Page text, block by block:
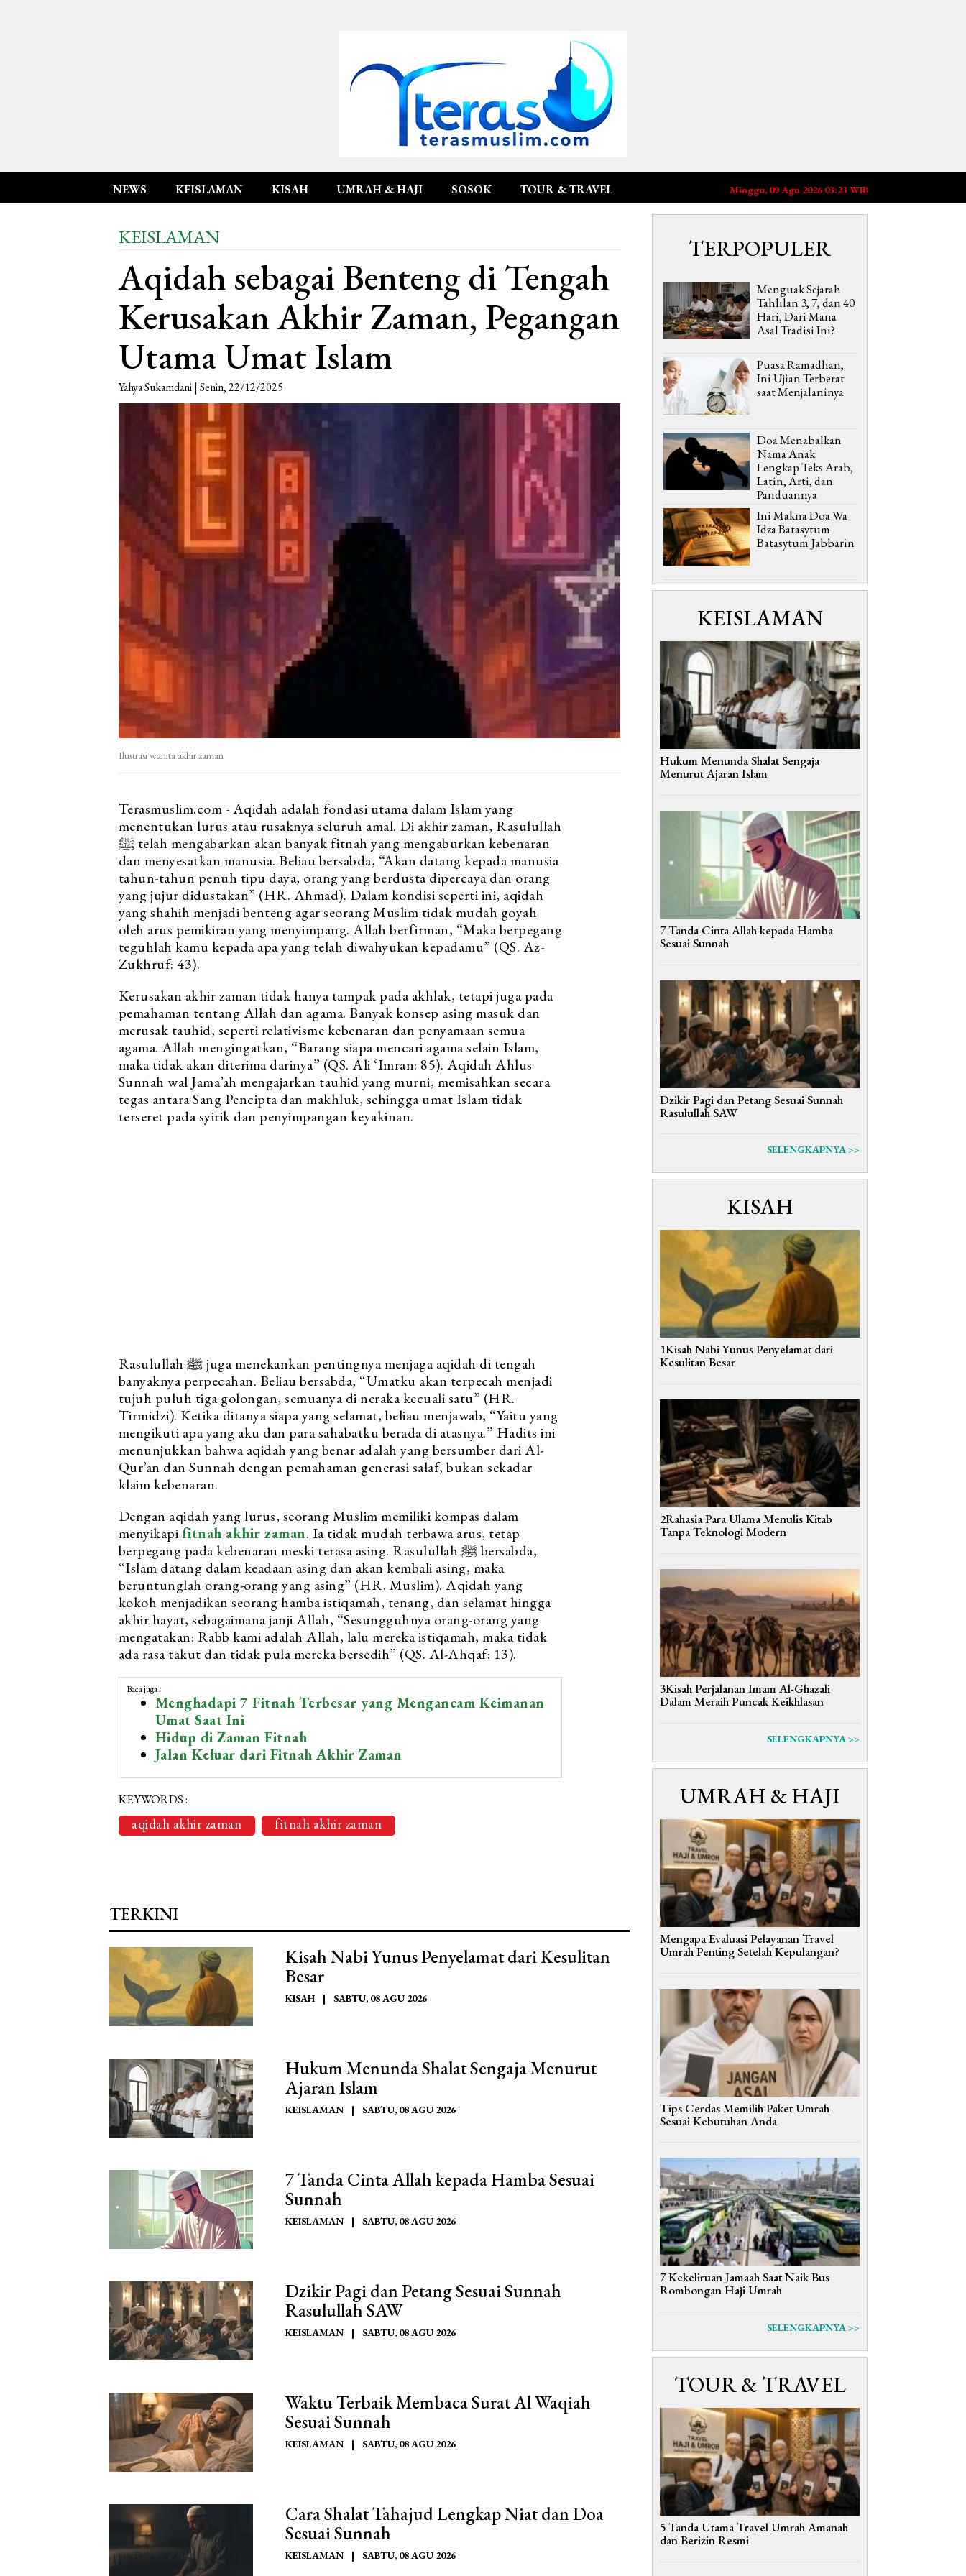
NEWS KEISLAMAN KISAH UMRAH & HAJI SOSOK TOUR & TRAVEL Minggu, 09 Agu 2026 03:23 WIB
KEISLAMAN
Aqidah sebagai Benteng di Tengah
Kerusakan Akhir Zaman, Pegangan
Utama Umat Islam
Yahya Sukamdani | Senin, 22/12/2025
Ilustrasi wanita akhir zaman
Terasmuslim.com - Aqidah adalah fondasi utama dalam Islam yang
menentukan lurus atau rusaknya seluruh amal. Di akhir zaman, Rasulullah
ﷺ telah mengabarkan akan banyak fitnah yang mengaburkan kebenaran
dan menyesatkan manusia. Beliau bersabda, “Akan datang kepada manusia
tahun-tahun penuh tipu daya, orang yang berdusta dipercaya dan orang
yang jujur didustakan” (HR. Ahmad). Dalam kondisi seperti ini, aqidah
yang shahih menjadi benteng agar seorang Muslim tidak mudah goyah
oleh arus pemikiran yang menyimpang. Allah berfirman, “Maka berpegang
teguhlah kamu kepada apa yang telah diwahyukan kepadamu” (QS. Az-
Zukhruf: 43).
Kerusakan akhir zaman tidak hanya tampak pada akhlak, tetapi juga pada
pemahaman tentang Allah dan agama. Banyak konsep asing masuk dan
merusak tauhid, seperti relativisme kebenaran dan penyamaan semua
agama. Allah mengingatkan, “Barang siapa mencari agama selain Islam,
maka tidak akan diterima darinya” (QS. Ali ‘Imran: 85). Aqidah Ahlus
Sunnah wal Jama’ah mengajarkan tauhid yang murni, memisahkan secara
tegas antara Sang Pencipta dan makhluk, sehingga umat Islam tidak
terseret pada syirik dan penyimpangan keyakinan.
Rasulullah ﷺ juga menekankan pentingnya menjaga aqidah di tengah
banyaknya perpecahan. Beliau bersabda, “Umatku akan terpecah menjadi
tujuh puluh tiga golongan, semuanya di neraka kecuali satu” (HR.
Tirmidzi). Ketika ditanya siapa yang selamat, beliau menjawab, “Yaitu yang
mengikuti apa yang aku dan para sahabatku berada di atasnya.” Hadits ini
menunjukkan bahwa aqidah yang benar adalah yang bersumber dari Al-
Qur’an dan Sunnah dengan pemahaman generasi salaf, bukan sekadar
klaim kebenaran.
Dengan aqidah yang lurus, seorang Muslim memiliki kompas dalam
menyikapifitnah akhir zaman. Ia tidak mudah terbawa arus, tetap
berpegang pada kebenaran meski terasa asing. Rasulullah ﷺ bersabda,
“Islam datang dalam keadaan asing dan akan kembali asing, maka
beruntunglah orang-orang yang asing” (HR. Muslim). Aqidah yang
kokoh menjadikan seorang hamba istiqamah, tenang, dan selamat hingga
akhir hayat, sebagaimana janji Allah, “Sesungguhnya orang-orang yang
mengatakan: Rabb kami adalah Allah, lalu mereka istiqamah, maka tidak
ada rasa takut dan tidak pula mereka bersedih” (QS. Al-Ahqaf: 13).
Baca juga :
Menghadapi 7 Fitnah Terbesar yang Mengancam Keimanan
Umat Saat Ini
Hidup di Zaman Fitnah
Jalan Keluar dari Fitnah Akhir Zaman
KEYWORDS :
aqidah akhir zaman fitnah akhir zaman
TERKINI
Kisah Nabi Yunus Penyelamat dari Kesulitan
Besar
KISAH | SABTU, 08 AGU 2026
Hukum Menunda Shalat Sengaja Menurut
Ajaran Islam
KEISLAMAN | SABTU, 08 AGU 2026
7 Tanda Cinta Allah kepada Hamba Sesuai
Sunnah
KEISLAMAN | SABTU, 08 AGU 2026
Dzikir Pagi dan Petang Sesuai Sunnah
Rasulullah SAW
KEISLAMAN | SABTU, 08 AGU 2026
Waktu Terbaik Membaca Surat Al Waqiah
Sesuai Sunnah
KEISLAMAN | SABTU, 08 AGU 2026
Cara Shalat Tahajud Lengkap Niat dan Doa
Sesuai Sunnah
KEISLAMAN | SABTU, 08 AGU 2026
TERPOPULER
Menguak Sejarah
Tahlilan 3, 7, dan 40
Hari, Dari Mana
Asal Tradisi Ini?
Puasa Ramadhan,
Ini Ujian Terberat
saat Menjalaninya
Doa Menabalkan
Nama Anak:
Lengkap Teks Arab,
Latin, Arti, dan
Panduannya
Ini Makna Doa Wa
Idza Batasytum
Batasytum Jabbarin
KEISLAMAN
Hukum Menunda Shalat Sengaja
Menurut Ajaran Islam
7 Tanda Cinta Allah kepada Hamba
Sesuai Sunnah
Dzikir Pagi dan Petang Sesuai Sunnah
Rasulullah SAW
SELENGKAPNYA >>
KISAH
1Kisah Nabi Yunus Penyelamat dari
Kesulitan Besar
2Rahasia Para Ulama Menulis Kitab
Tanpa Teknologi Modern
3Kisah Perjalanan Imam Al-Ghazali
Dalam Meraih Puncak Keikhlasan
SELENGKAPNYA >>
UMRAH & HAJI
Mengapa Evaluasi Pelayanan Travel
Umrah Penting Setelah Kepulangan?
Tips Cerdas Memilih Paket Umrah
Sesuai Kebutuhan Anda
7 Kekeliruan Jamaah Saat Naik Bus
Rombongan Haji Umrah
SELENGKAPNYA >>
TOUR & TRAVEL
5 Tanda Utama Travel Umrah Amanah
dan Berizin Resmi